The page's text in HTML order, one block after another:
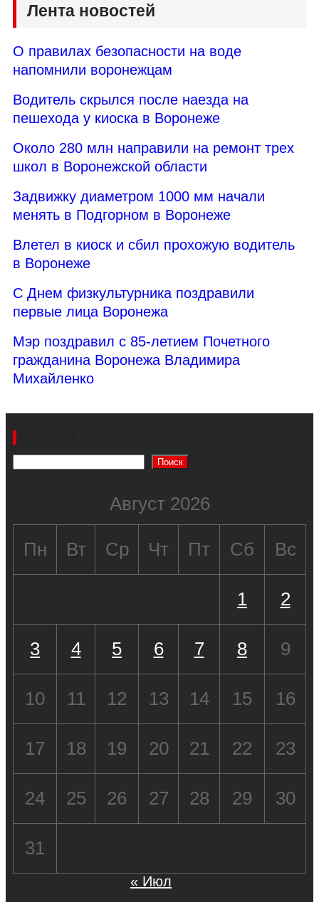
Лента новостей
О правилах безопасности на воде
напомнили воронежцам
Водитель скрылся после наезда на
пешехода у киоска в Воронеже
Около 280 млн направили на ремонт трех
школ в Воронежской области
Задвижку диаметром 1000 мм начали
менять в Подгорном в Воронеже
Влетел в киоск и сбил прохожую водитель
в Воронеже
С Днем физкультурника поздравили
первые лица Воронежа
Мэр поздравил с 85-летием Почетного
гражданина Воронежа Владимира
Михайленко
Поиск
Август 2026
Пн Вт Ср Чт Пт Сб Вс
1 2
3 4 5 6 7 8 9
10 11 12 13 14 15 16
17 18 19 20 21 22 23
24 25 26 27 28 29 30
31
« Июл